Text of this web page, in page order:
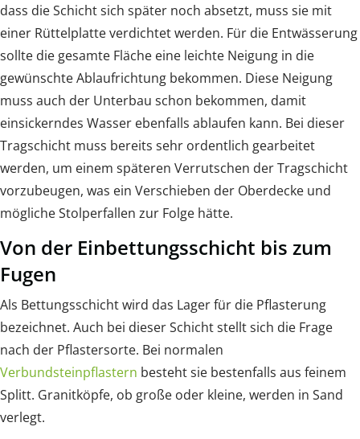
dass die Schicht sich später noch absetzt, muss sie mit
einer Rüttelplatte verdichtet werden. Für die Entwässerung
sollte die gesamte Fläche eine leichte Neigung in die
gewünschte Ablaufrichtung bekommen. Diese Neigung
muss auch der Unterbau schon bekommen, damit
einsickerndes Wasser ebenfalls ablaufen kann. Bei dieser
Tragschicht muss bereits sehr ordentlich gearbeitet
werden, um einem späteren Verrutschen der Tragschicht
vorzubeugen, was ein Verschieben der Oberdecke und
mögliche Stolperfallen zur Folge hätte.
Von der Einbettungsschicht bis zum
Fugen
Als Bettungsschicht wird das Lager für die Pflasterung
bezeichnet. Auch bei dieser Schicht stellt sich die Frage
nach der Pflastersorte. Bei normalen
Verbundsteinpflastern besteht sie bestenfalls aus feinem
Splitt. Granitköpfe, ob große oder kleine, werden in Sand
verlegt.